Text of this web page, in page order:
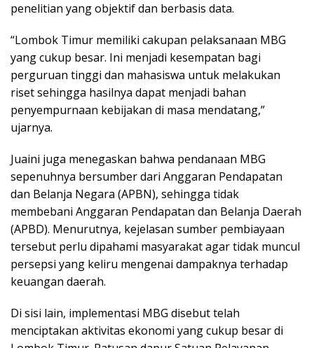
penelitian yang objektif dan berbasis data.
“Lombok Timur memiliki cakupan pelaksanaan MBG
yang cukup besar. Ini menjadi kesempatan bagi
perguruan tinggi dan mahasiswa untuk melakukan
riset sehingga hasilnya dapat menjadi bahan
penyempurnaan kebijakan di masa mendatang,”
ujarnya.
Juaini juga menegaskan bahwa pendanaan MBG
sepenuhnya bersumber dari Anggaran Pendapatan
dan Belanja Negara (APBN), sehingga tidak
membebani Anggaran Pendapatan dan Belanja Daerah
(APBD). Menurutnya, kejelasan sumber pembiayaan
tersebut perlu dipahami masyarakat agar tidak muncul
persepsi yang keliru mengenai dampaknya terhadap
keuangan daerah.
Di sisi lain, implementasi MBG disebut telah
menciptakan aktivitas ekonomi yang cukup besar di